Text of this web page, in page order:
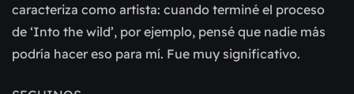
caracteriza como artista: cuando terminé el proceso
de ‘Into the wild’, por ejemplo, pensé que nadie más
podría hacer eso para mí. Fue muy significativo.